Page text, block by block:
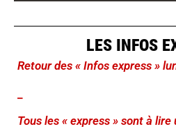
LES INFOS
Retour des « Infos express »
Tous les « express » sont à